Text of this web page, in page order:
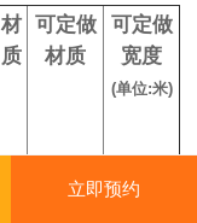
材
质
可定做
材质
可定做
宽度
(单位:米)
201,31 1.2,1.5,
立即预约